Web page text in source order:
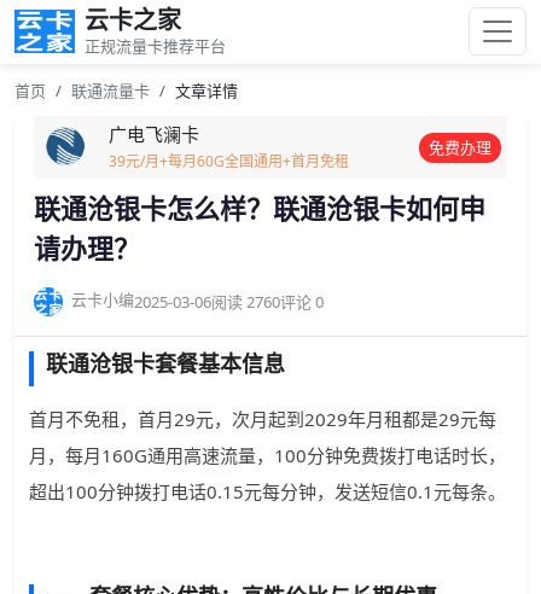
云卡之家
正规流量卡推荐平台
首页 联通流量卡 文章详情
广电飞澜卡
39元/月+每月60G全国通用+首月免租
免费办理
联通沧银卡怎么样？联通沧银卡如何申
请办理？
云卡小编2025-03-06阅读 2760评论 0
联通沧银卡套餐基本信息
首月不免租，首月29元，次月起到2029年月租都是29元每
月，每月160G通用高速流量，100分钟免费拨打电话时长，
超出100分钟拨打电话0.15元每分钟，发送短信0.1元每条。